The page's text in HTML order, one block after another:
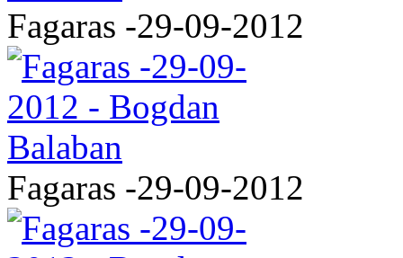
Fagaras -29-09-2012
Fagaras -29-09-2012